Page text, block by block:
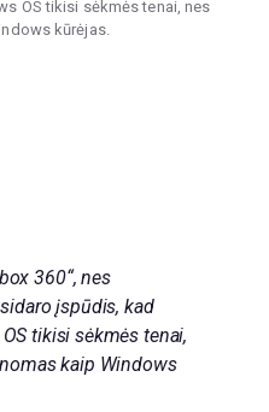
OS tikisi sėkmės tenai, nes
kūrėjas.
360“, nes
įspūdis, kad
tikisi sėkmės tenai,
kaip Windows